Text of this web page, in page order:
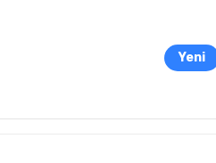
Yeni